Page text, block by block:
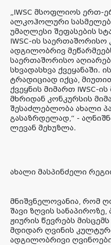
„IWSC მსოფლიოს ერთ-
ალკოჰოლური
უმაღლესი შეფასების
IWSC-ის
ადგილობრივ
საერთაშორისო
სხვადასხვა
ტრადიციად იქცა,
ქვეყნის მიმართ IWSC-
მხრიდან კონკურსის
შესაძლებლობა ახალი
გასაზრდელად,“ -
ლევან მეხუზლა.
ახალი მასპინძელი
მნიშვნელოვანია, რომ
შავი ზღვის
ჟიურის წევრებს
მდიდარ ღვინის
ადგილობრივი